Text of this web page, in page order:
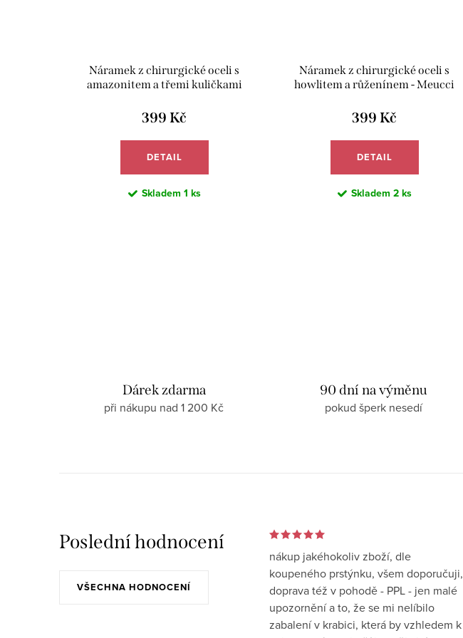
Náramek z chirurgické oceli s
amazonitem a třemi kuličkami
399 Kč
DETAIL
Skladem 1 ks
Náramek z chirurgické oceli s
howlitem a růženínem - Meucci
399 Kč
DETAIL
Skladem 2 ks
Dárek zdarma
při nákupu nad 1 200 Kč
90 dní na výměnu
pokud šperk nesedí
Poslední hodnocení
VŠECHNA HODNOCENÍ
nákup jakéhokoliv zboží, dle
koupeného prstýnku, všem doporučuji,
doprava též v pohodě - PPL - jen malé
upozornění a to, že se mi nelíbilo
zabalení v krabici, která by vzhledem k